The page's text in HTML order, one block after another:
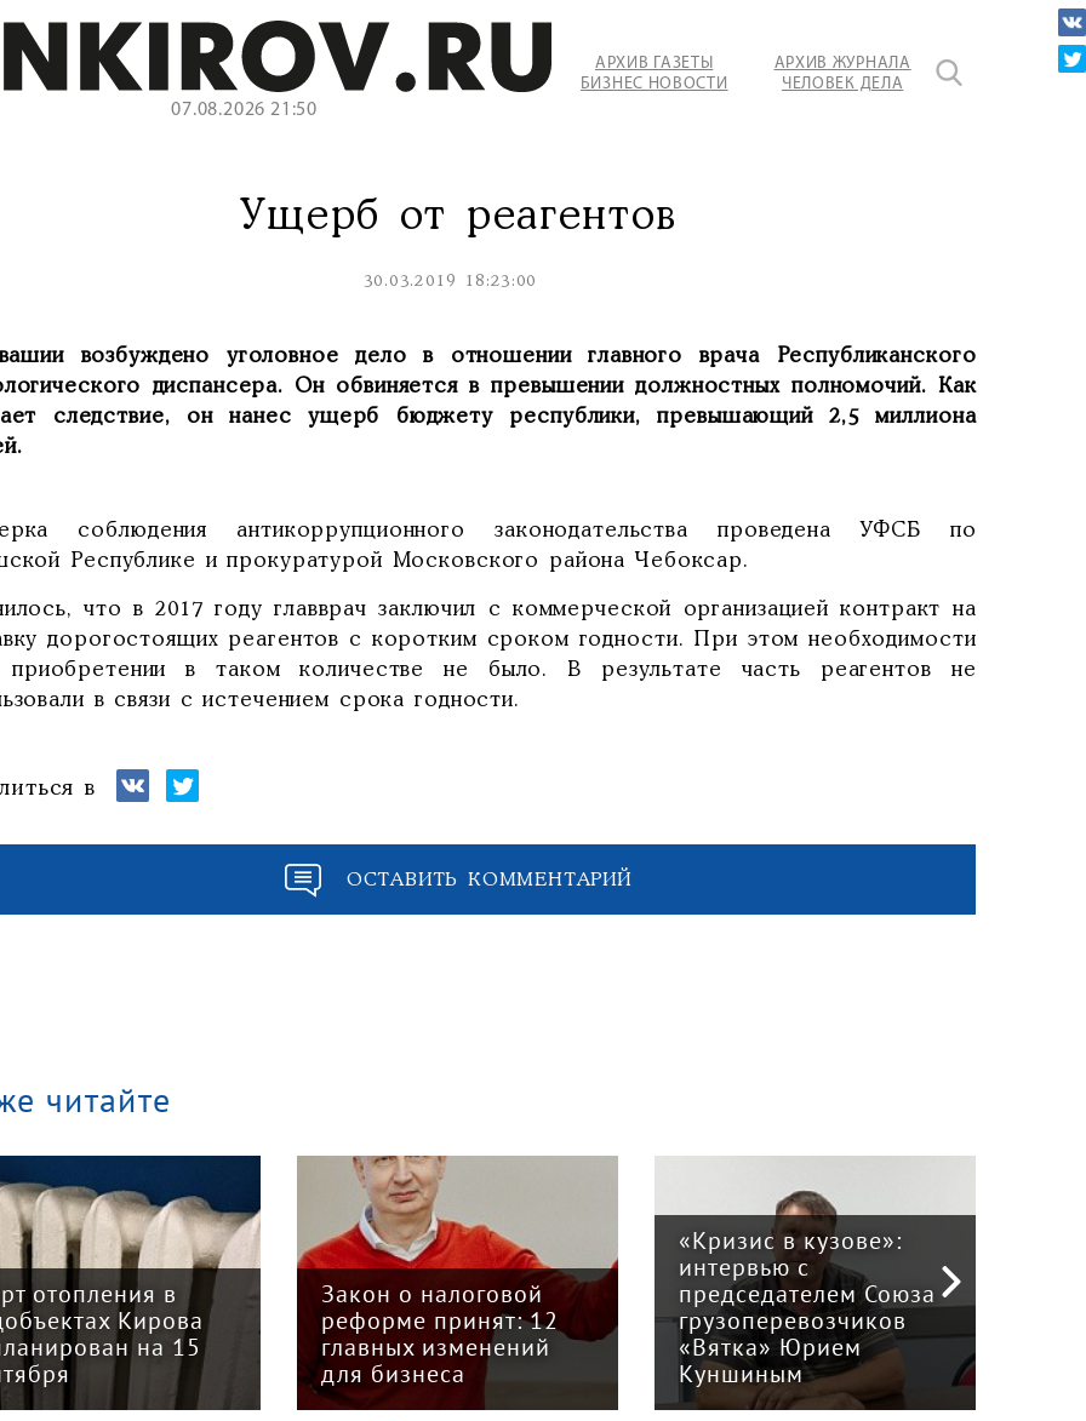
07.08.2026 21:50
АРХИВ ГАЗЕТЫ
БИЗНЕС НОВОСТИ
АРХИВ ЖУРНАЛА
ЧЕЛОВЕК ДЕЛА
Ущерб от реагентов
30.03.2019 18:23:00
возбуждено уголовное дело в отношении главного врача Республиканского
диспансера. Он обвиняется в превышении должностных полномочий. Как
следствие, он нанес ущерб бюджету республики, превышающий 2,5 миллиона
соблюдения антикоррупционного законодательства проведена УФСБ по
Республике и прокуратурой Московского района Чебоксар.
что в 2017 году главврач заключил с коммерческой организацией контракт на
дорогостоящих реагентов с коротким сроком годности. При этом необходимости
в таком количестве не было. В результате часть реагентов не
в связи с истечением срока годности.
в
ОСТАВИТЬ КОММЕНТАРИЙ
читайте
отопления в
Кирова
на 15
Закон о налоговой
реформе принят: 12
главных изменений
для бизнеса
«Кризис в кузове»:
интервью с
председателем Союза
грузоперевозчиков
«Вятка» Юрием
Куншиным